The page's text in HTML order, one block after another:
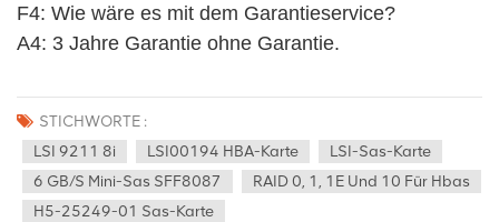
F4: Wie wäre es mit dem Garantieservice?
A4: 3 Jahre Garantie ohne Garantie.
STICHWORTE :
LSI 9211 8i
LSI00194 HBA-Karte
LSI-Sas-Karte
6 GB/s Mini-Sas SFF8087
RAID 0, 1, 1E Und 10 Für Hbas
H5-25249-01 Sas-Karte